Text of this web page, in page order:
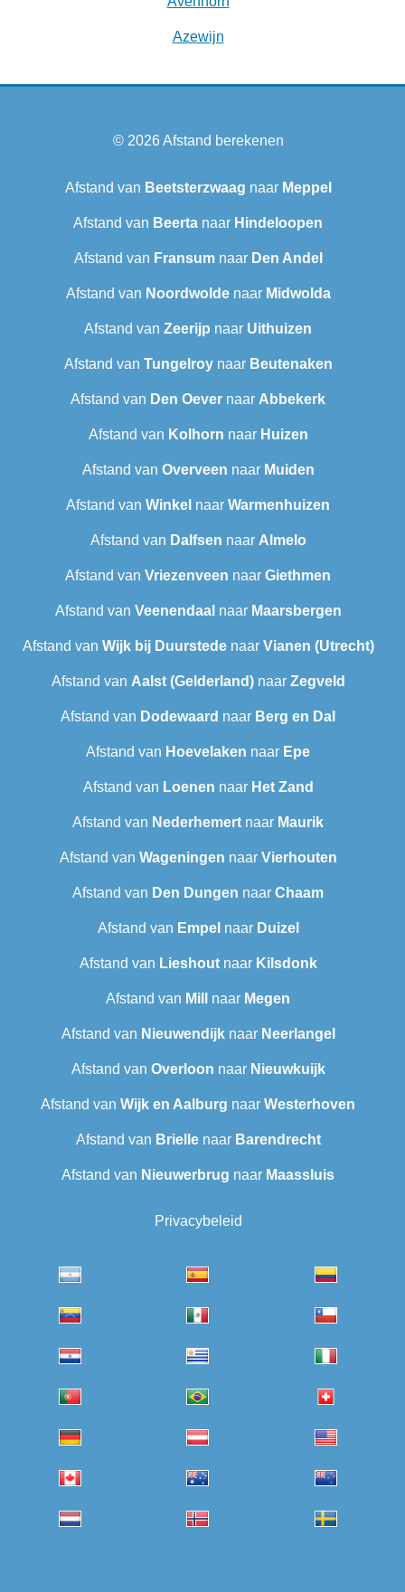
Azewijn
© 2026Afstand berekenen
Afstand van Beetsterzwaag naar Meppel
Afstand van Beerta naar Hindeloopen
Afstand van Fransumnaar Den Andel
Afstand van Noordwoldenaar Midwolda
Afstand van Zeerijp naar Uithuizen
Afstand van Tungelroynaar Beutenaken
Afstand van Den Oever naar Abbekerk
Afstand van Kolhorn naar Huizen
Afstand van Overveen naar Muiden
Afstand van Winkel naar Warmenhuizen
Afstand van Dalfsen naar Almelo
Afstand van Vriezenveen naar Giethmen
Afstand van Veenendaal naar Maarsbergen
Afstand van Wijk bij Duurstedenaar Vianen (Utrecht)
Afstand van Aalst (Gelderland)naar Zegveld
Afstand van Dodewaard naar Berg en Dal
Afstand van Hoevelaken naar Epe
Afstand van Loenen naar Het Zand
Afstand van Nederhemert naar Maurik
Afstand van Wageningen naar Vierhouten
Afstand van Den Dungen naar Chaam
Afstand van Empel naar Duizel
Afstand van Lieshoutnaar Kilsdonk
Afstand van Mill naar Megen
Afstand van Nieuwendijknaar Neerlangel
Afstand van Overloon naar Nieuwkuijk
Afstand van Wijk en Aalburg naar Westerhoven
Afstand van Briellenaar Barendrecht‎
Afstand van Nieuwerbrug naar Maassluis
Privacybeleid